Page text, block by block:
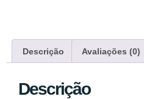
Descrição Avaliações (0)
Descrição